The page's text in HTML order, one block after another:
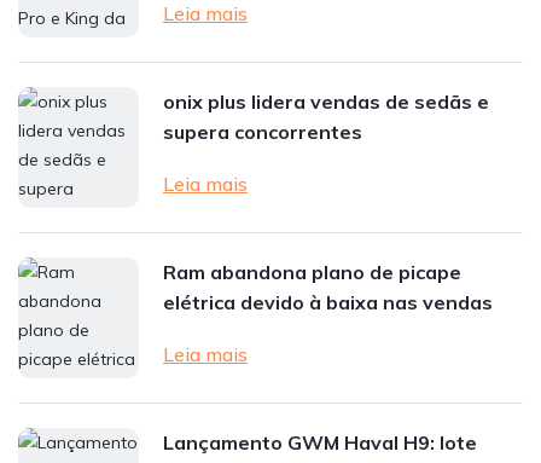
Leia mais
onix plus lidera vendas de sedãs e
supera concorrentes
Leia mais
Ram abandona plano de picape
elétrica devido à baixa nas vendas
Leia mais
Lançamento GWM Haval H9: lote